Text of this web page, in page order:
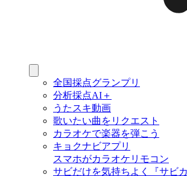
全国採点グランプリ
分析採点AI＋
うたスキ動画
歌いたい曲をリクエスト
カラオケで楽器を弾こう
キョクナビアプリ
スマホがカラオケリモコン
サビだけを気持ちよく『サビカ